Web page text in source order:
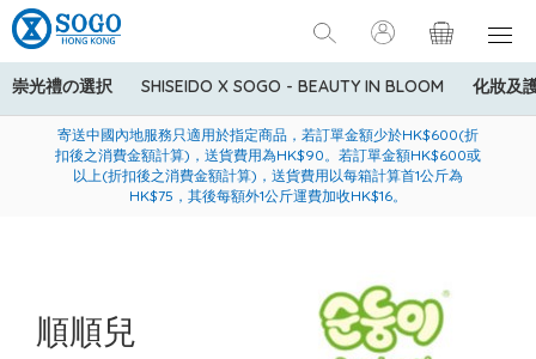
崇光禮の選択 SHISEIDO X SOGO - BEAUTY IN BLOOM 化妝及
美國運通Explorer®信用卡會員購物禮遇：高達5%簽賬回贈！
購買一般貨品(冷凍食品除外)滿$600，可享免費送貨服務
寄送中國內地服務只適用於指定商品，若訂單金額少於HK$600(折
扣後之消費金額計算)，送貨費用為HK$90。若訂單金額HK$600或
以上(折扣後之消費金額計算)，送貨費用以每箱計算首1公斤為
HK$75，其後每額外1公斤運費加收HK$16。
順順兒